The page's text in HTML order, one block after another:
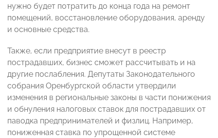
нужно будет потратить до конца года на ремонт
помещений, восстановление оборудования, аренду
и основные средства.
Также, если предприятие внесут в реестр
пострадавших, бизнес сможет рассчитывать и на
другие послабления. Депутаты Законодательного
собрания Оренбургской области утвердили
изменения в региональные законы в части понижения
и обнуления налоговых ставок для пострадавших от
паводка предпринимателей и физлиц. Например,
пониженная ставка по упрощенной системе